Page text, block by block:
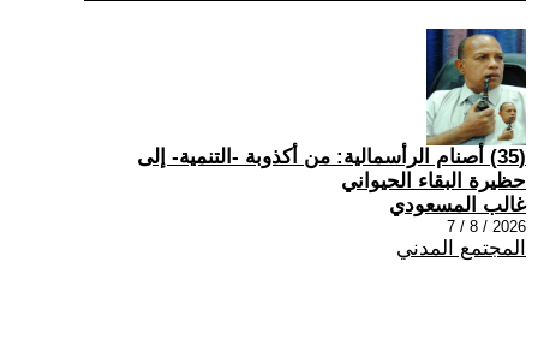
(35) أصنام الرأسمالية: من أكذوبة -التنمية- إلى
حظيرة البقاء الحيواني
غالب المسعودي
2026 / 8 / 7
المجتمع المدني